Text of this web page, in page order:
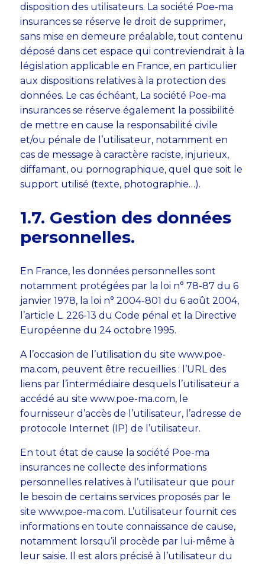
disposition des utilisateurs. La société Poe-ma
insurances se réserve le droit de supprimer,
sans mise en demeure préalable, tout contenu
déposé dans cet espace qui contreviendrait à la
législation applicable en France, en particulier
aux dispositions relatives à la protection des
données. Le cas échéant, La société Poe-ma
insurances se réserve également la possibilité
de mettre en cause la responsabilité civile
et/ou pénale de l’utilisateur, notamment en
cas de message à caractère raciste, injurieux,
diffamant, ou pornographique, quel que soit le
support utilisé (texte, photographie…).
​​​​​​​1.7. Gestion des données
personnelles.
En France, les données personnelles sont
notamment protégées par la loi n° 78-87 du 6
janvier 1978, la loi n° 2004-801 du 6 août 2004,
l’article L. 226-13 du Code pénal et la Directive
Européenne du 24 octobre 1995.
A l’occasion de l’utilisation du site www.poe-
ma.com, peuvent être recueillies : l’URL des
liens par l’intermédiaire desquels l’utilisateur a
accédé au site www.poe-ma.com, le
fournisseur d’accès de l’utilisateur, l’adresse de
protocole Internet (IP) de l’utilisateur.
En tout état de cause la société Poe-ma
insurances ne collecte des informations
personnelles relatives à l’utilisateur que pour
le besoin de certains services proposés par le
site www.poe-ma.com. L’utilisateur fournit ces
informations en toute connaissance de cause,
notamment lorsqu’il procède par lui-même à
leur saisie. Il est alors précisé à l’utilisateur du